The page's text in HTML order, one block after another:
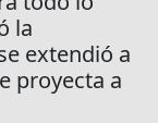
la
extendió a
proyecta a